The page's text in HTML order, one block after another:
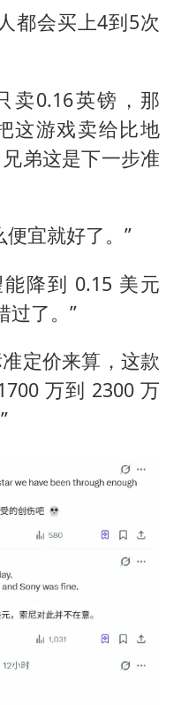
都会买上4到5次
卖0.16英镑，那
这游戏卖给比地
弟这是下一步准
宜就好了。”
降到 0.15 美元
过了。”
定价来算，这款
万到 2300 万